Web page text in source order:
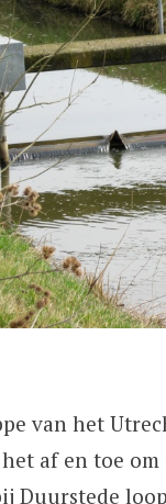
van het
af en toe
Duurstede